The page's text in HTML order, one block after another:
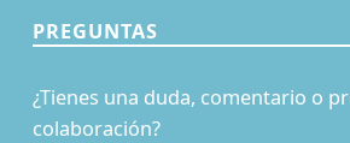
PREGUNTAS
¿Tienes una duda, comentario o
colaboración?